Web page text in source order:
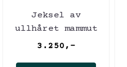
Jeksel av
ullhåret mammut
(minst 40,000 år)
3.250,-